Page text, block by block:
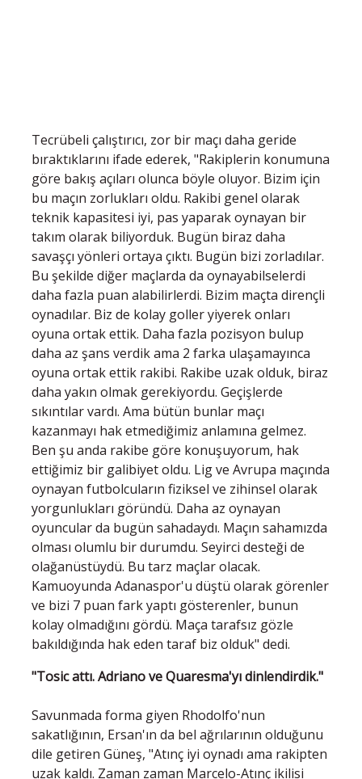
Tecrübeli çalıştırıcı, zor bir maçı daha geride
bıraktıklarını ifade ederek, "Rakiplerin konumuna
göre bakış açıları olunca böyle oluyor. Bizim için
bu maçın zorlukları oldu. Rakibi genel olarak
teknik kapasitesi iyi, pas yaparak oynayan bir
takım olarak biliyorduk. Bugün biraz daha
savaşçı yönleri ortaya çıktı. Bugün bizi zorladılar.
Bu şekilde diğer maçlarda da oynayabilselerdi
daha fazla puan alabilirlerdi. Bizim maçta dirençli
oynadılar. Biz de kolay goller yiyerek onları
oyuna ortak ettik. Daha fazla pozisyon bulup
daha az şans verdik ama 2 farka ulaşamayınca
oyuna ortak ettik rakibi. Rakibe uzak olduk, biraz
daha yakın olmak gerekiyordu. Geçişlerde
sıkıntılar vardı. Ama bütün bunlar maçı
kazanmayı hak etmediğimiz anlamına gelmez.
Ben şu anda rakibe göre konuşuyorum, hak
ettiğimiz bir galibiyet oldu. Lig ve Avrupa maçında
oynayan futbolcuların fiziksel ve zihinsel olarak
yorgunlukları göründü. Daha az oynayan
oyuncular da bugün sahadaydı. Maçın sahamızda
olması olumlu bir durumdu. Seyirci desteği de
olağanüstüydü. Bu tarz maçlar olacak.
Kamuoyunda Adanaspor'u düştü olarak görenler
ve bizi 7 puan fark yaptı gösterenler, bunun
kolay olmadığını gördü. Maça tarafsız gözle
bakıldığında hak eden taraf biz olduk" dedi.
"Tosic attı. Adriano ve Quaresma'yı dinlendirdik."
Savunmada forma giyen Rhodolfo'nun
sakatlığının, Ersan'ın da bel ağrılarının olduğunu
dile getiren Güneş, "Atınç iyi oynadı ama rakipten
uzak kaldı. Zaman zaman Marcelo-Atınç ikilisi